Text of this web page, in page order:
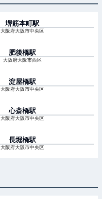
堺筋本町駅
大阪府大阪市中央区
肥後橋駅
大阪府大阪市西区
淀屋橋駅
大阪府大阪市中央区
心斎橋駅
大阪府大阪市中央区
長堀橋駅
大阪府大阪市中央区